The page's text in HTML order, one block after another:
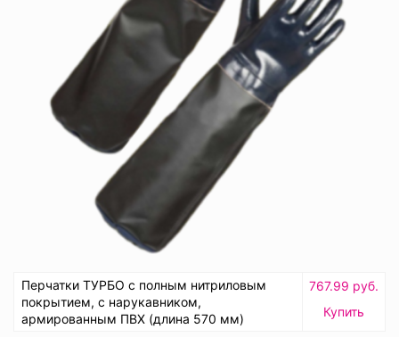
Перчатки ТУРБО с полным нитриловым
покрытием, с нарукавником,
армированным ПВХ (длина 570 мм)
767.99 руб.
Купить